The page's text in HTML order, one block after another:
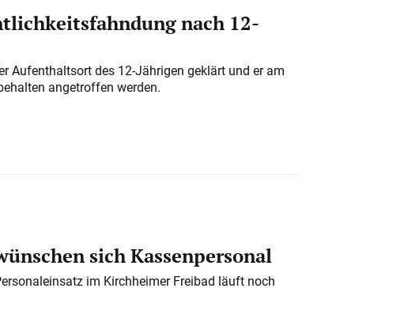
nach 12-
Aufenthaltsort des 12-Jährigen geklärt und er am
angetroffen werden.
sich Kassenpersonal
im Kirchheimer Freibad läuft noch